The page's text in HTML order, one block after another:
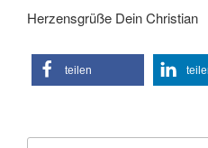
Herzensgrüße Dein Christian
teilen